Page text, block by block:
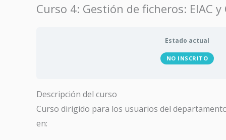
Curso 4: Gestión de ficheros: EIAC
Estado actual
NO INSCRITO
Descripción del curso
Curso dirigido para los usuarios del
en: